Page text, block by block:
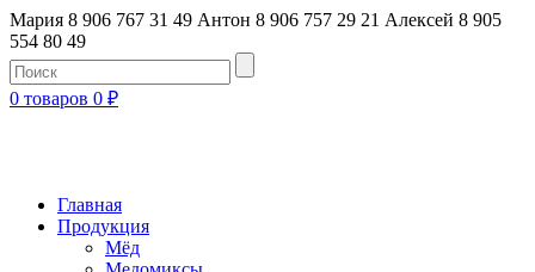
Мария 8 906 767 31 49 Антон 8 906 757 29 21 Алексей 8 905
554 80 49
0 товаров 0 ₽
Главная
Продукция
Мёд